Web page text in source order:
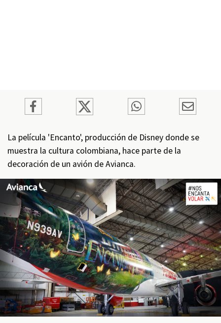
La película 'Encanto', producción de Disney donde se
muestra la cultura colombiana, hace parte de la
decoración de un avión de Avianca.